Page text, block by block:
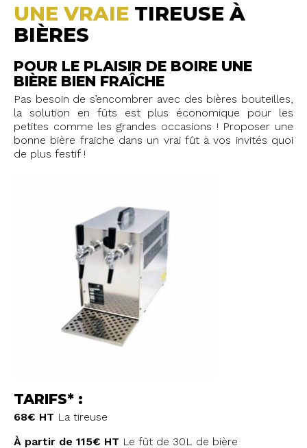
UNE VRAIE TIREUSE À
BIÈRES
POUR LE PLAISIR DE BOIRE UNE
BIÈRE BIEN FRAÎCHE
Pas besoin de s’encombrer avec des bières bouteilles,
la solution en fûts est plus économique pour les
petites comme les grandes occasions ! Proposer une
bonne bière fraiche dans un vrai fût à vos invités quoi
de plus festif !
TARIFS* :
68€ HT La tireuse
À partir de 115€ HT Le fût de 30L de bière